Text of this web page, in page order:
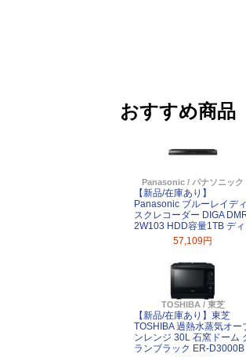
おすすめ商品
Panasonic / パナソニック
【新品/在庫あり】
Panasonic ブルーレイデ
スクレコーダー DIGA
2W103 HDD容量1TB ディ
57,109円
TOSHIBA / 東芝
【新品/在庫あり】東芝
TOSHIBA 過熱水蒸気オー
ンレンジ 30L 石窯ドーム
ランブラック ER-D3000B